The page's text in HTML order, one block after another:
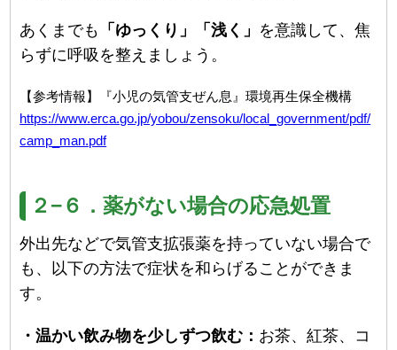
あくまでも 「ゆっくり」「浅く」 を意識して、焦
らずに呼吸を整えましょう。
【参考情報】『小児の気管支ぜん息』環境再生保全機構
https://www.erca.go.jp/yobou/zensoku/local_government/pdf/
camp_man.pdf
２−６．薬がない場合の応急処置
外出先などで気管支拡張薬を持っていない場合で
も、以下の方法で症状を和らげることができま
す。
・温かい飲み物を少しずつ飲む： お茶、紅茶、コ